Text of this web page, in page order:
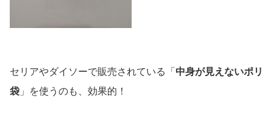
セリアやダイソーで販売されている「 中身が見えないポリ
袋 」を使うのも、効果的！